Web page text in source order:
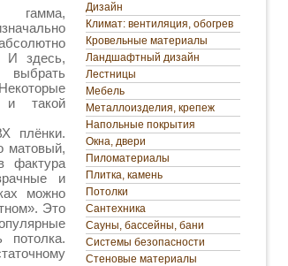
гамма,
И здесь,
выбрать
и такой
плёнки.
матовый,
фактура
и
можно
Это
Дизайн
Климат: вентиляция, обогрев
Кровельные материалы
Ландшафтный дизайн
Лестницы
Мебель
Металлоизделия, крепеж
Напольные покрытия
Окна, двери
Пиломатериалы
Плитка, камень
Потолки
Сантехника
Сауны, бассейны, бани
Системы безопасности
Стеновые материалы